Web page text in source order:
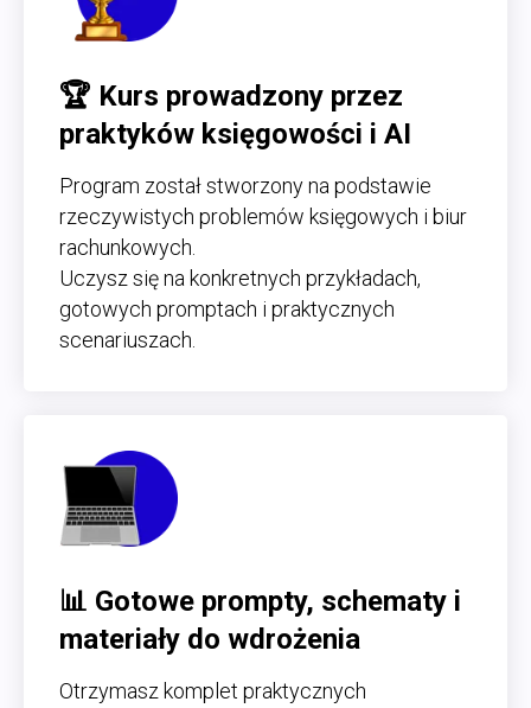
🏆 Kurs prowadzony przez
praktyków księgowości i AI
Program został stworzony na podstawie
rzeczywistych problemów księgowych i biur
rachunkowych.
Uczysz się na konkretnych przykładach,
gotowych promptach i praktycznych
scenariuszach.
📊 Gotowe prompty, schematy i
materiały do wdrożenia
Otrzymasz komplet praktycznych